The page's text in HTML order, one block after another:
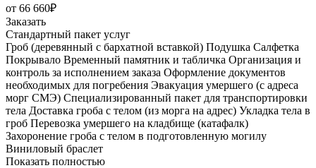
от 66 660₽
Заказать
Стандартный пакет услуг
Гроб (деревянный с бархатной вставкой) Подушка Салфетка
Покрывало Временный памятник и табличка Организация и
контроль за исполнением заказа Оформление документов
необходимых для погребения Эвакуация умершего (с адреса
морг СМЭ) Специализированный пакет для транспортировки
тела Доставка гроба с телом (из морга на адрес) Укладка тела в
гроб Перевозка умершего на кладбище (катафалк)
Захоронение гроба с телом в подготовленную могилу
Виниловый браслет
Показать полностью